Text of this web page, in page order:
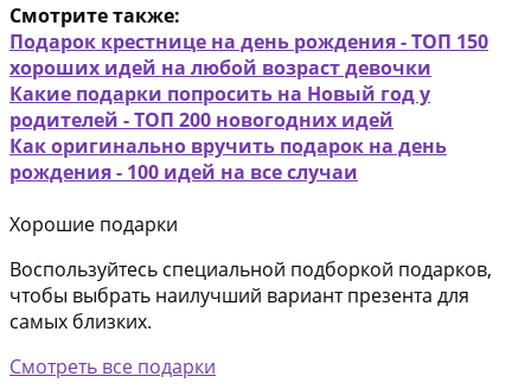
Смотрите также:
Подарок крестнице на день рождения - ТОП 150
хороших идей на любой возраст девочки
Какие подарки попросить на Новый год у
родителей - ТОП 200 новогодних идей
Как оригинально вручить подарок на день
рождения - 100 идей на все случаи
Хорошие подарки
Воспользуйтесь специальной подборкой подарков,
чтобы выбрать наилучший вариант презента для
самых близких.
Смотреть все подарки